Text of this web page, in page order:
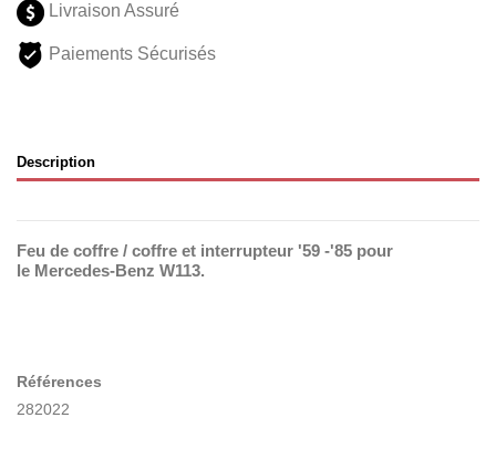
Livraison Assuré
Paiements Sécurisés
Description
Feu de coffre / coffre et interrupteur '59 -'85 pour
le Mercedes-Benz W113.
Références
282022